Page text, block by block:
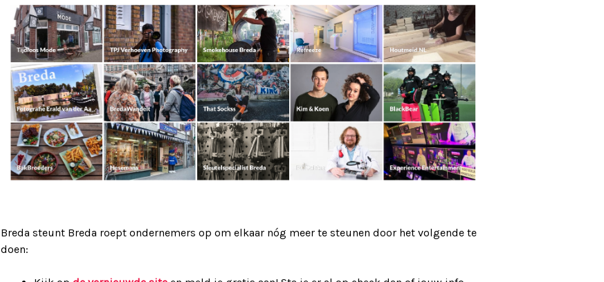
Breda steunt Breda roept ondernemers op om elkaar nóg meer te steunen door het volgende te
doen: